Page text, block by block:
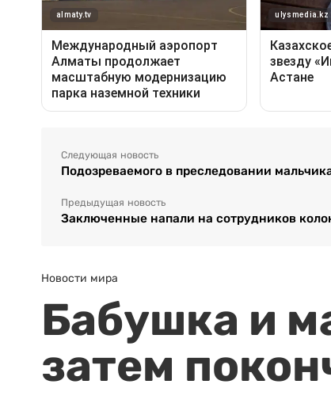
Следующая новость
Подозреваемого в преследовании
Предыдущая новость
Заключенные напали на сотрудников
Новости мира
Бабушка и
затем